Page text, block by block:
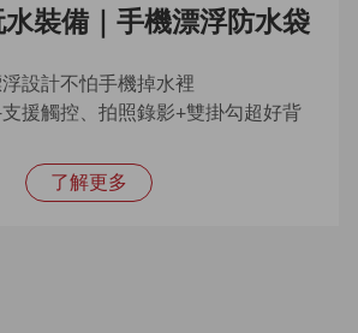
裝備｜手機漂浮防水袋
設計不怕手機掉水裡
支援觸控、拍照錄影+雙掛勾超好背
了解更多